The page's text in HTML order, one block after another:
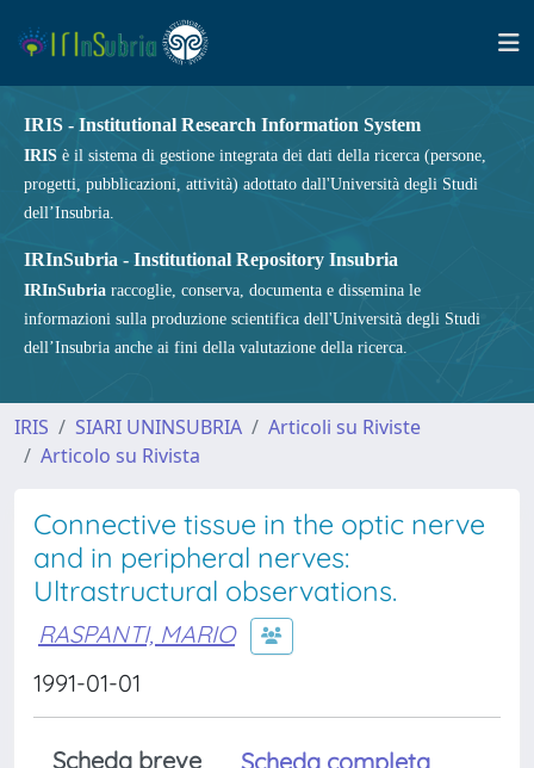
IRIS - Institutional Research Information System
IRIS è il sistema di gestione integrata dei dati della ricerca (persone,
progetti, pubblicazioni, attività) adottato dall'Università degli Studi
dell’Insubria.
IRInSubria - Institutional Repository Insubria
IRInSubria raccoglie, conserva, documenta e dissemina le
informazioni sulla produzione scientifica dell'Università degli Studi
dell’Insubria anche ai fini della valutazione della ricerca.
IRIS SIARI UNINSUBRIA
Articoli su Riviste
Articolo su Rivista
Connective tissue in the optic nerve
and in peripheral nerves:
Ultrastructural observations.
RASPANTI, MARIO
1991-01-01
Scheda breve
Scheda completa